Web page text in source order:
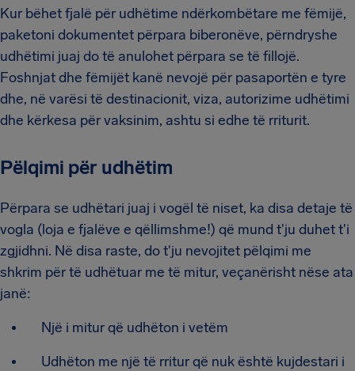
Kur bëhet fjalë për udhëtime ndërkombëtare me fëmijë,
paketoni dokumentet përpara biberonëve, përndryshe
udhëtimi juaj do të anulohet përpara se të fillojë.
Foshnjat dhe fëmijët kanë nevojë për pasaportën e tyre
dhe, në varësi të destinacionit, viza, autorizime udhëtimi
dhe kërkesa për vaksinim, ashtu si edhe të rriturit.
Pëlqimi për udhëtim
Përpara se udhëtari juaj i vogël të niset, ka disa detaje të
vogla (loja e fjalëve e qëllimshme!) që mund t'ju duhet t'i
zgjidhni. Në disa raste, do t'ju nevojitet pëlqimi me
shkrim për të udhëtuar me të mitur, veçanërisht nëse ata
janë:
Një i mitur që udhëton i vetëm
Udhëton me një të rritur që nuk është kujdestari i